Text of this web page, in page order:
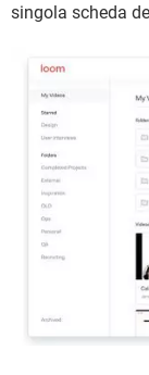
singola scheda